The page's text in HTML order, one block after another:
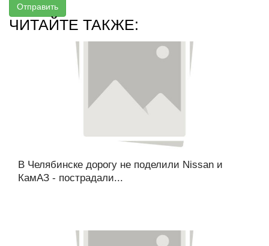
Отправить
ЧИТАЙТЕ ТАКЖЕ:
В Челябинске дорогу не поделили Nissan и
КамАЗ - пострадали...